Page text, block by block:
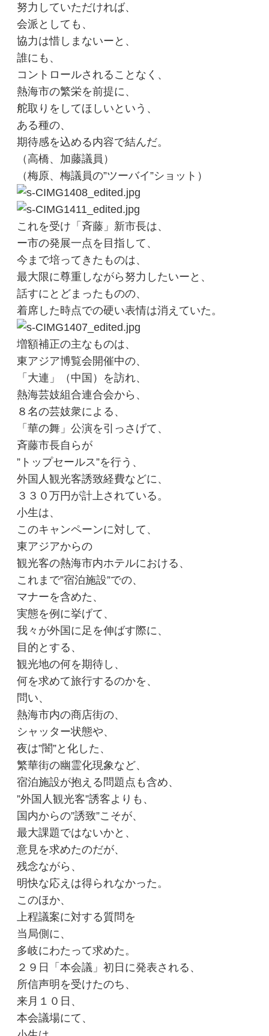
努力していただければ、
会派としても、
協力は惜しまないーと、
誰にも、
コントロールされることなく、
熱海市の繁栄を前提に、
舵取りをしてほしいという、
ある種の、
期待感を込める内容で結んだ。
（高橋、加藤議員）
（梅原、梅議員の”ツーバイ”ショット）
これを受け「斉藤」新市長は、
ー市の発展一点を目指して、
今まで培ってきたものは、
最大限に尊重しながら努力したいーと、
話すにとどまったものの、
着席した時点での硬い表情は消えていた。
増額補正の主なものは、
東アジア博覧会開催中の、
「大連」（中国）を訪れ、
熱海芸妓組合連合会から、
８名の芸妓衆による、
「華の舞」公演を引っさげて、
斉藤市長自らが
”トップセールス”を行う、
外国人観光客誘致経費などに、
３３０万円が計上されている。
小生は、
このキャンペーンに対して、
東アジアからの
観光客の熱海市内ホテルにおける、
これまで”宿泊施設”での、
マナーを含めた、
実態を例に挙げて、
我々が外国に足を伸ばす際に、
目的とする、
観光地の何を期待し、
何を求めて旅行するのかを、
問い、
熱海市内の商店街の、
シャッター状態や、
夜は”闇”と化した、
繁華街の幽霊化現象など、
宿泊施設が抱える問題点も含め、
”外国人観光客”誘客よりも、
国内からの”誘致”こそが、
最大課題ではないかと、
意見を求めたのだが、
残念ながら、
明快な応えは得られなかった。
このほか、
上程議案に対する質問を
当局側に、
多岐にわたって求めた。
２９日「本会議」初日に発表される、
所信声明を受けたのち、
来月１０日、
本会議場にて、